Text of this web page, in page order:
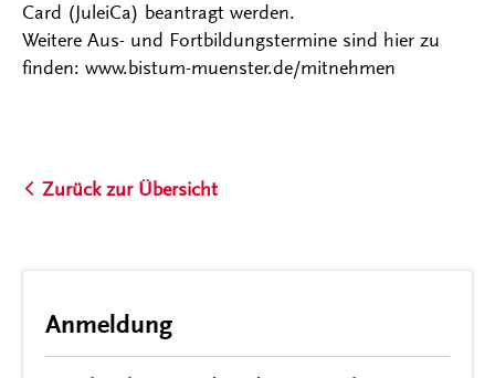
Card (JuleiCa) beantragt werden.
Weitere Aus- und Fortbildungstermine sind hier zu
finden: www.bistum-muenster.de/mitnehmen
Zurück zur Übersicht
Anmeldung